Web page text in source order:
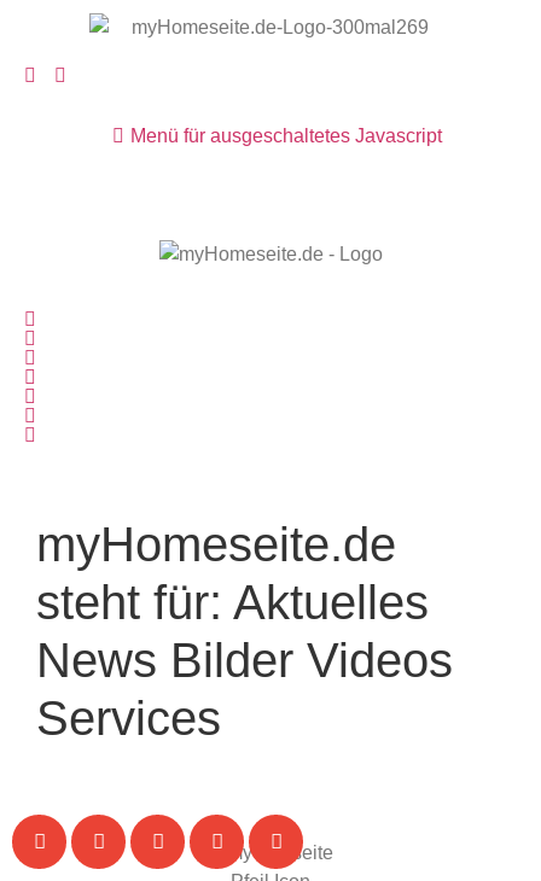
Menü für ausgeschaltetes Javascript
myHomeseite.de
steht für: Aktuelles
News Bilder Videos
Services